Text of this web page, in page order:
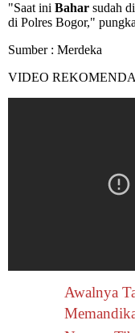
"Saat ini Bahar sudah
di Polres Bogor,"
Sumber : Merdeka
VIDEO
Awalnya